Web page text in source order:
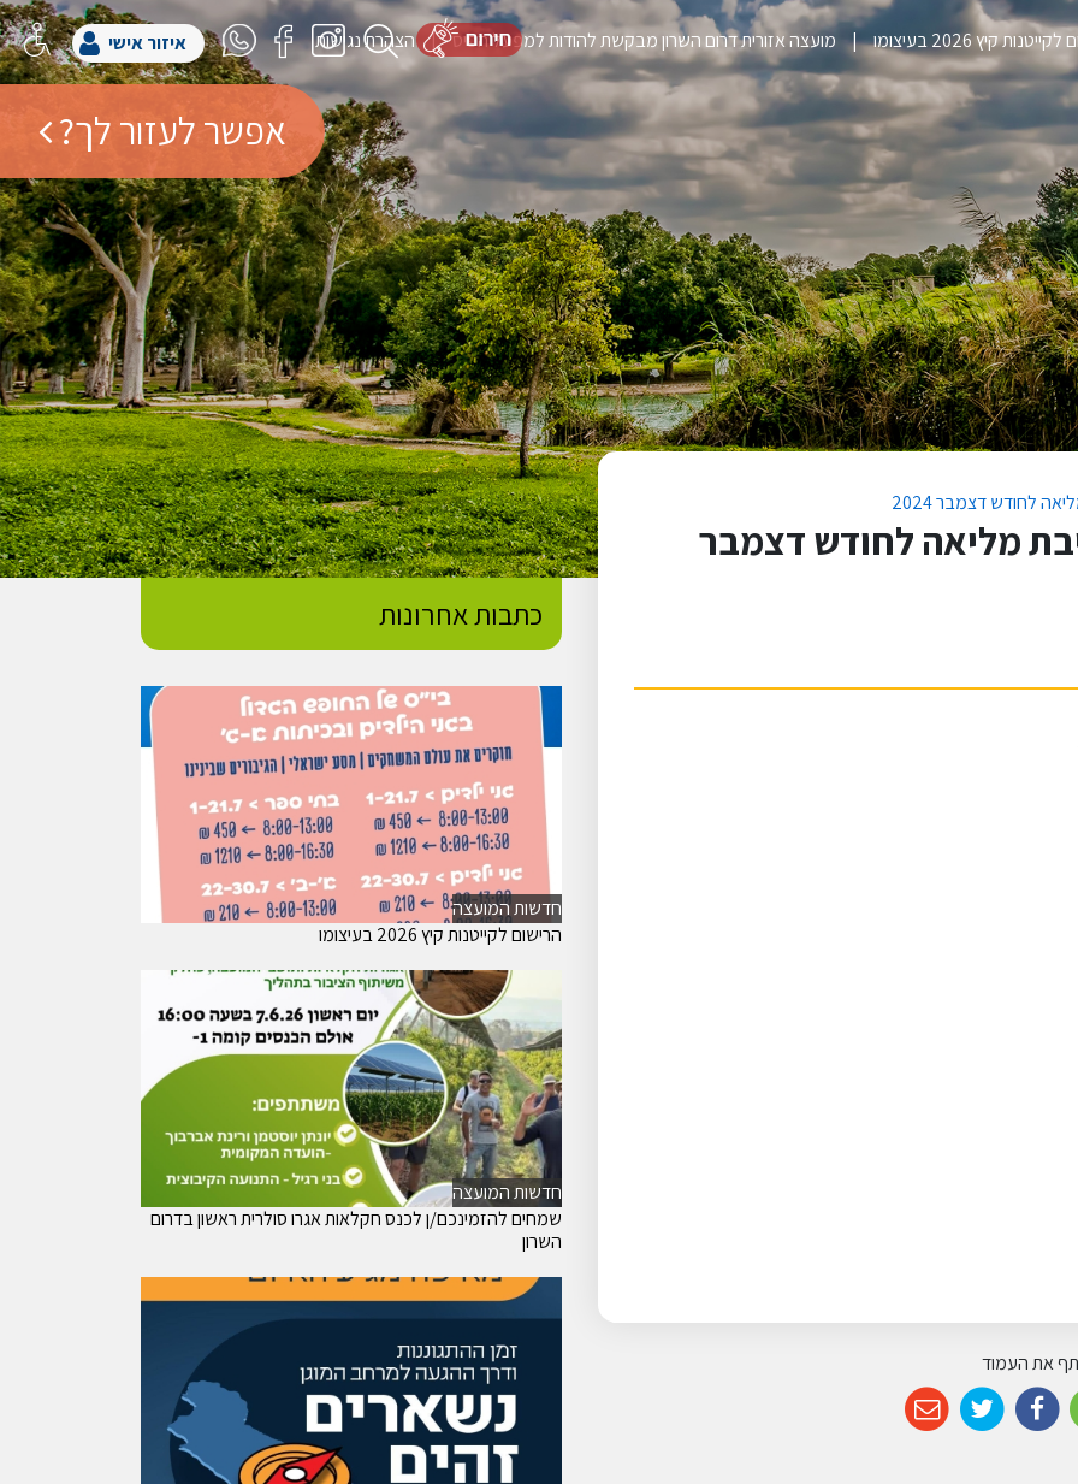
קיץ 2026 בעיצומו מועצה אזורית דרום השרון מבקשת להודות למפעל הפיס הצהרת נגישות איזור אישי
אפשר לעזור לך?
לחודש דצמבר 2024
מליאה לחודש דצמבר
את העמוד
כתבות אחרונות
חדשות המועצה
הרישום לקייטנות קיץ 2026 בעיצומו
חדשות המועצה
שמחים להזמינכם/ן לכנס חקלאות אגרו סולרית ראשון בדרום
השרון